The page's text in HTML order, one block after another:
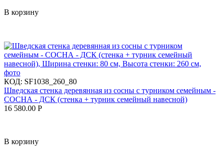
В корзину
КОД: SF1038_260_80
Шведская стенка деревянная из сосны с турником семейным -
СОСНА - ДСК (стенка + турник семейный навесной)
16 580.00 Р
В корзину